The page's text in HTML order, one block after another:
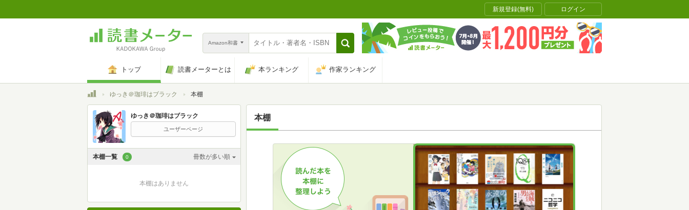
新規登録(無料) ログイン
Amazon和書
トップ 読書メーターとは 本ランキング 作家ランキング
トップゆっき＠珈琲はブラック 本棚
ゆっき＠珈琲はブラック
ユーザーページ
本棚一覧 0 冊数が多い順
登録日時が新しい順
登録日時が古い順
本棚はありません
本棚